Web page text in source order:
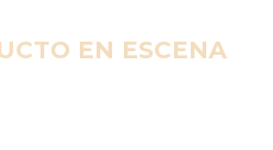
EN ESCENA